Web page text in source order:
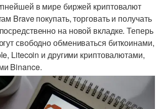
в мире биржей криптовалют
Brave покупать, торговать и получать
на новой вкладке. Теперь
свободно обмениваться биткоинами,
Litecoin и другими криптовалютами,
Binance.